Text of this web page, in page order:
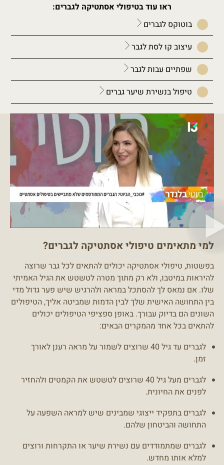
ראו עוד בטיפולי אסתטיקה לגברים:
בוטוקס לגברים
עיצוב קו לסת לגבר
שפתיים עבות לגבר
טיפול בנשירת שיער גברים
למי מתאימים טיפולי אסתטיקה לגברים?
בפשטות, טיפולי אסתטיקה יכולים להתאים לכל גבר שרוצה
להיראות במיטבו, ולא רק מתוך מטרה לטשטש את הגיל האמיתי
שלו. אם נמאס לך להסתכל במראה ולהרגיש שיש פער גדול מדי
בין התחושה האישית שלך לבין הדמות שמביטה אליך, הטיפולים
השונים הם בדיוק עבורך. באופן ספציפי הטיפולים יכולים
להתאים בכל אחד מהמקרים הבאים:
לגברים עד גיל 40 שרוצים לשמור על מראה רענן לאורך
זמן.
לגברים מעל גיל 40 שרוצים לטשטש את הקמטים ולהחזיר
לפנים את החיונית.
לגברים בתפקיד ייצוגי שמבינים שיש למראה השפעה על
התחושה והביטחון שלהם.
לגברים שמתמודדים עם נשירת שיער או התקרחות ורוצים
למלא אותו מחדש.